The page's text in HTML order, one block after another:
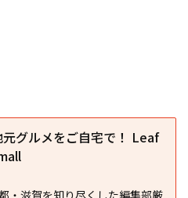
元グルメをご自宅で！ Leaf
・滋賀を知り尽くした編集部厳